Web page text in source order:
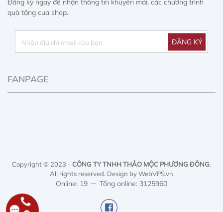
Đăng ký ngay để nhận thông tin khuyến mãi, các chương trình
quà tặng cua shop.
FANPAGE
Copyright © 2023 - CÔNG TY TNHH THẢO MỘC PHƯƠNG ĐÔNG.
All rights reserved. Design by WebVPS.vn
Online: 19 Tổng online: 3125960